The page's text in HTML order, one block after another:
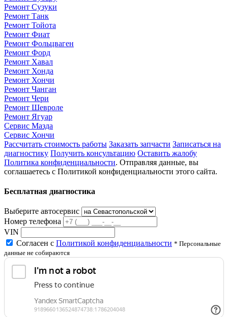
Ремонт Сузуки
Ремонт Танк
Ремонт Тойота
Ремонт Фиат
Ремонт Фольцваген
Ремонт Форд
Ремонт Хавал
Ремонт Хонда
Ремонт Хончи
Ремонт Чанган
Ремонт Чери
Ремонт Шевроле
Ремонт Ягуар
Сервис Мазда
Сервис Хончи
Рассчитать стоимость работы Заказать запчасти Записаться на
диагностику Получить консультацию Оставить жалобу
Политика конфиденциальности. Отправляя данные, вы
соглашаетесь с Политикой конфиденциальности этого сайта.
Бесплатная диагностика
Выберите автосервис
Номер телефона
VIN
Согласен с Политикой конфиденциальности * Персональные
данные не собираются